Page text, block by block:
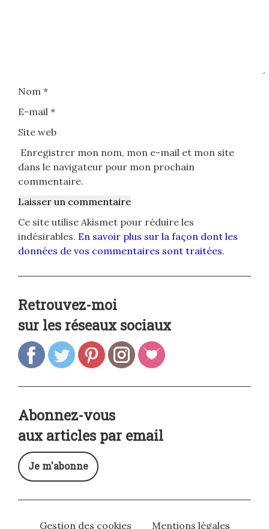
Nom *
E-mail *
Site web
Enregistrer mon nom, mon e-mail et mon site
dans le navigateur pour mon prochain
commentaire.
Ce site utilise Akismet pour réduire les
indésirables. En savoir plus sur la façon dont les
données de vos commentaires sont traitées.
Retrouvez-moi
sur les réseaux sociaux
Abonnez-vous
aux articles par email
Je m'abonne
Gestion des cookies Mentions légales